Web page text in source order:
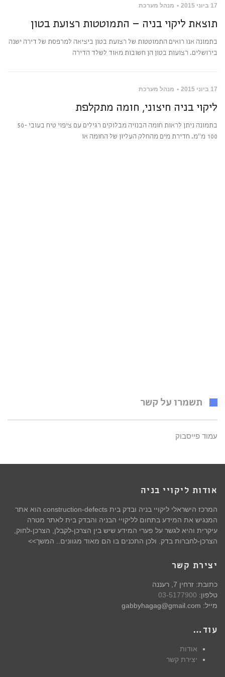
17 ביוני 2015 מנהל מערכת
תוצאת ליקוי בניה – התמוטטות רצועת בטון
בתמונה אנו רואים התמוטטות של רצועת בטון ביציאה למרפסת של דירה ישנה
בירושלים. רצועות בטון הן חשובות מאוד לשלד הדירה
17 ביוני 2015 מנהל מערכת
ליקוי בניה חיצוני, חומה מתקלפת
בתמונה ניתן לראות חומה הבנויה מבלוקים רגילים עם ציפוי טיח בעובי 50-
100 מ"מ. חדירת מים מהחלק העליון של החומה או
תשמרו על קשר
עמוד פייסבוק
אודות ליקויי בניה
המרכז הישראלי ליקויי בניה ובדק בית construction-defects הוא אתר
המנגיש את המידע בתחום לליקויי הבניה והבדק בית לאתר מטרה
עיקרית והיא לגשר על פערי המידע שיש בין הצרכן-לקבלן, הצרכן-לחוק,
הצרכן-לחברות בדק. ולכן התכנים בו הם מאוד מגוונים.. המשך>>
יצירת קשר
כתובת: זרחין 7, רעננה
טלפון: 03-5177900
מייל: gabbyhagag@gmail.com
עוד…
אודות
יצירת קשר